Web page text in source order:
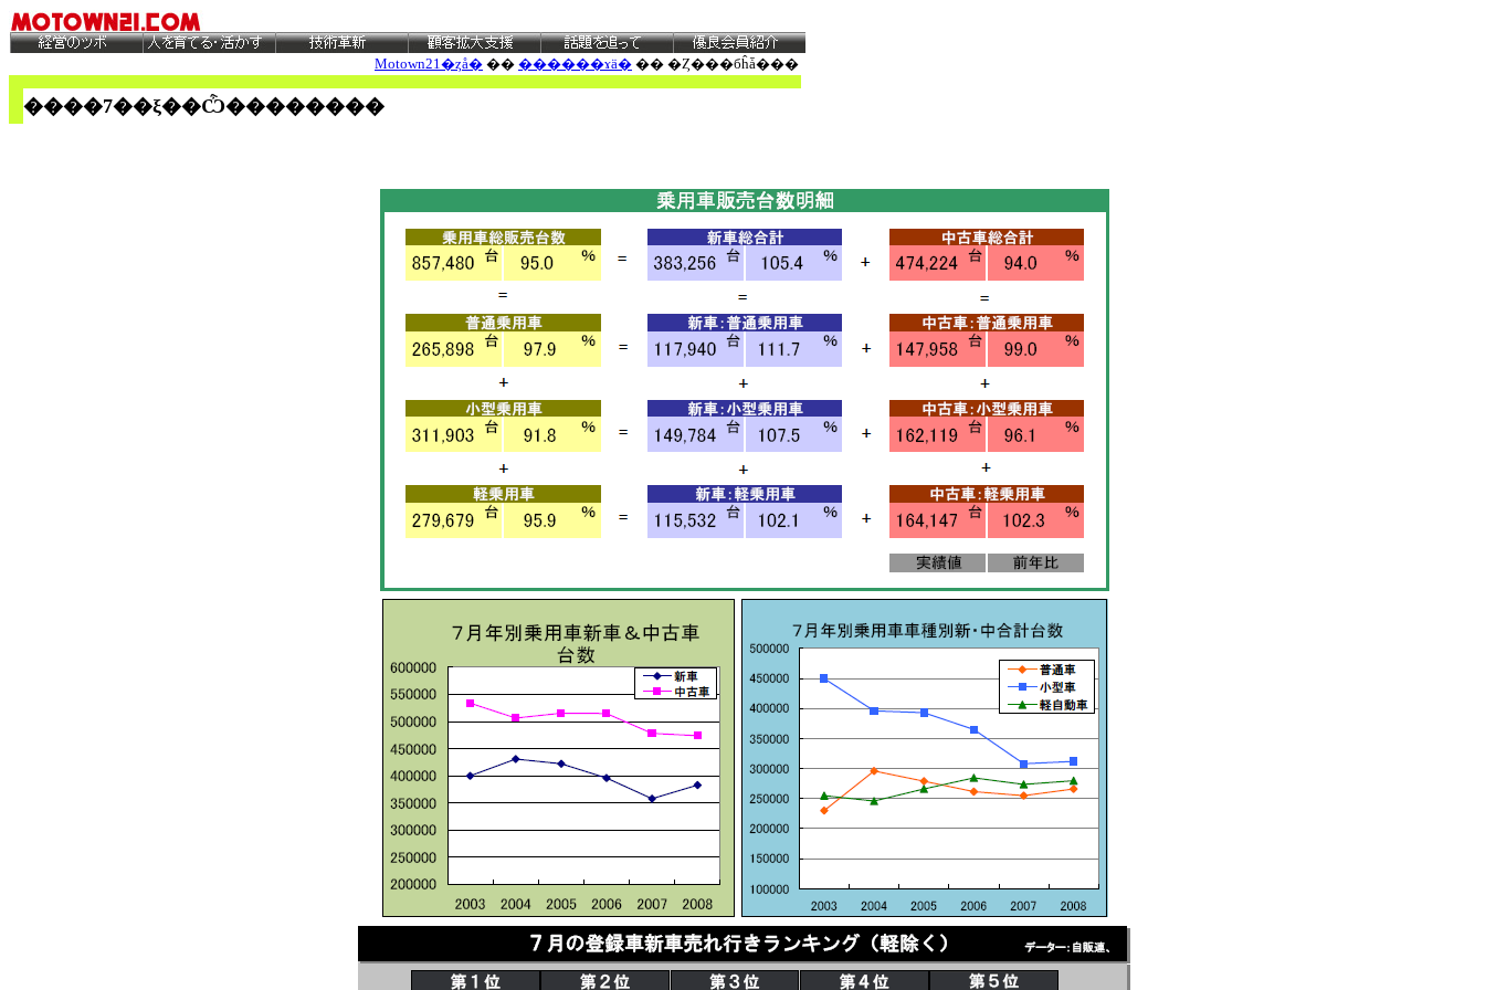
Motown21�ȥå� �� ������ɤä� �� �Ȥ���бĥǡ���
����7��ξ��Ѽ��������